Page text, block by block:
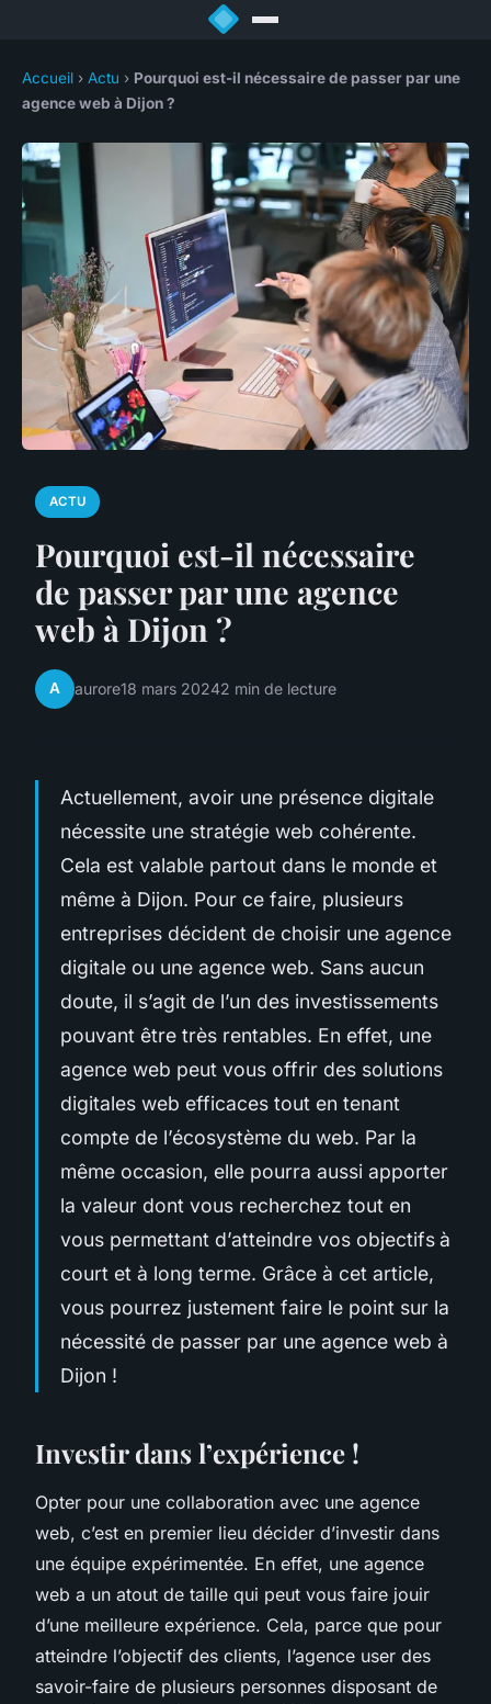
Accueil › Actu › Pourquoi est-il nécessaire de passer par une
agence web à Dijon ?
ACTU
Pourquoi est-il nécessaire
de passer par une agence
web à Dijon ?
A aurore18 mars 20242 min de lecture
Actuellement, avoir une présence digitale
nécessite une stratégie web cohérente.
Cela est valable partout dans le monde et
même à Dijon. Pour ce faire, plusieurs
entreprises décident de choisir une agence
digitale ou une agence web. Sans aucun
doute, il s’agit de l’un des investissements
pouvant être très rentables. En effet, une
agence web peut vous offrir des solutions
digitales web efficaces tout en tenant
compte de l’écosystème du web. Par la
même occasion, elle pourra aussi apporter
la valeur dont vous recherchez tout en
vous permettant d’atteindre vos objectifsà
court et à long terme. Grâce à cet article,
vous pourrez justement faire le point sur la
nécessité de passer par une agence web à
Dijon !
Investir dans l’expérience !
Opter pour une collaboration avec une agence
web, c’est en premier lieu décider d’investir dans
une équipe expérimentée. En effet, une agence
web a un atout de taille qui peut vous faire jouir
d’une meilleure expérience. Cela, parce que pour
atteindre l’objectif des clients, l’agence user des
savoir-faire de plusieurs personnes disposant de